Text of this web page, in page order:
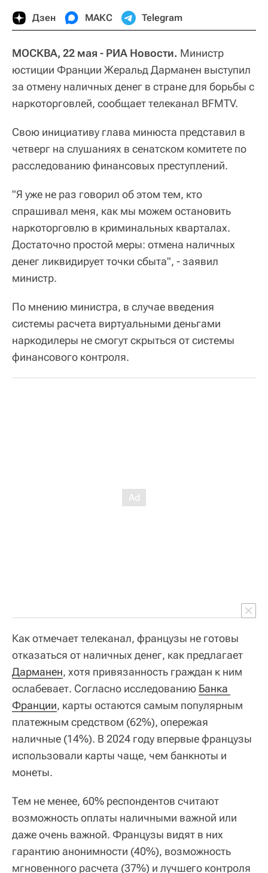
Дзен МАКС Telegram
МОСКВА, 22 мая - РИА Новости. Министр
юстиции Франции Жеральд Дарманен выступил
за отмену наличных денег в стране для борьбы с
наркоторговлей, сообщает телеканал BFMTV.
Свою инициативу глава минюста представил в
четверг на слушаниях в сенатском комитете по
расследованию финансовых преступлений.
"Я уже не раз говорил об этом тем, кто
спрашивал меня, как мы можем остановить
наркоторговлю в криминальных кварталах.
Достаточно простой меры: отмена наличных
денег ликвидирует точки сбыта", - заявил
министр.
По мнению министра, в случае введения
системы расчета виртуальными деньгами
наркодилеры не смогут скрыться от системы
финансового контроля.
Как отмечает телеканал, французы не готовы
отказаться от наличных денег, как предлагает
Дарманен, хотя привязанность граждан к ним
ослабевает. Согласно исследованию Банка
Франции, карты остаются самым популярным
платежным средством (62%), опережая
наличные (14%). В 2024 году впервые французы
использовали карты чаще, чем банкноты и
монеты.
Тем не менее, 60% респондентов считают
возможность оплаты наличными важной или
даже очень важной. Французы видят в них
гарантию анонимности (40%), возможность
мгновенного расчета (37%) и лучшего контроля